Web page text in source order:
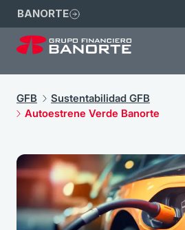
BANORTE
GFB
Sustentabilidad GFB
Autoestrene Verde Banorte